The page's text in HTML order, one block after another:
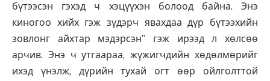
бүтээсэн гэхэд ч хэцүүхэн болоод байна. Энэ
киногоо хийх гэж зүдэрч явахдаа дүр бүтээхийн
зовлонг айхтар мэдэрсэн” гэж ирээд л хөлсөө
арчив. Энэ ч утгаараа, жүжигчдийн хөдөлмөрийг
ихэд үнэлж, дүрийн тухай огт өөр ойлголттой